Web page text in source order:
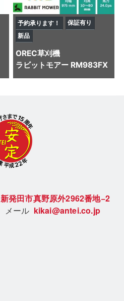
予約承ります！
保証有り
新品
OREC草刈機
ラビットモアー RM983FX
新発田市真野原外2962番地−2
メール kikai@antei.co.jp